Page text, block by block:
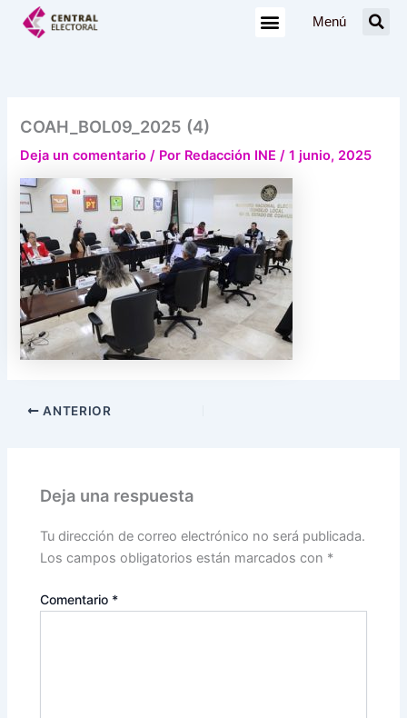
Menú
COAH_BOL09_2025 (4)
Deja un comentario / Por Redacción INE/1 junio, 2025
ANTERIOR
Deja una respuesta
Tu dirección de correo electrónico no será publicada.
Los campos obligatorios están marcados con *
Comentario *